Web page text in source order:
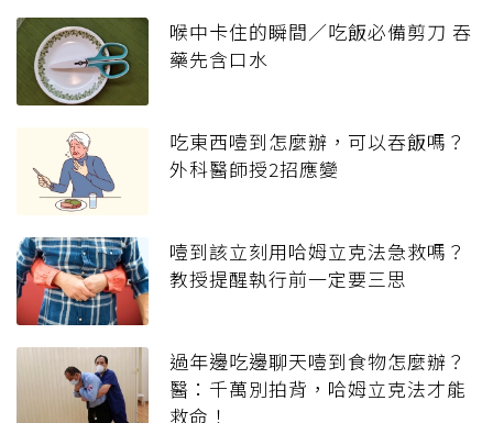
喉中卡住的瞬間／吃飯必備剪刀 吞
藥先含口水
吃東西噎到怎麼辦，可以吞飯嗎？
外科醫師授2招應變
噎到該立刻用哈姆立克法急救嗎？
教授提醒執行前一定要三思
過年邊吃邊聊天噎到食物怎麼辦？
醫：千萬別拍背，哈姆立克法才能
救命！